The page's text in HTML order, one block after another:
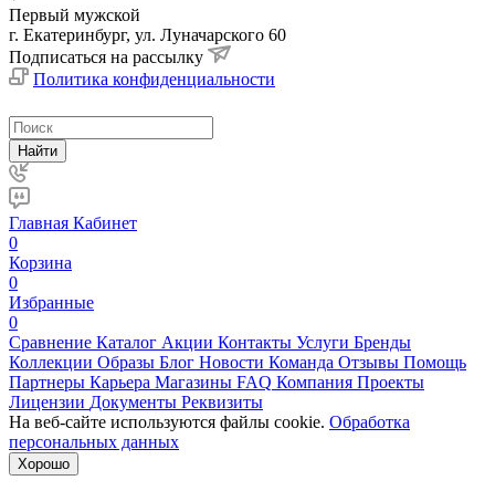
Первый мужской
г. Екатеринбург, ул. Луначарского 60
Подписаться на рассылку
Политика конфиденциальности
Найти
Главная Кабинет
0
Корзина
0
Избранные
0
Сравнение Каталог Акции Контакты Услуги Бренды
Коллекции Образы Блог Новости Команда Отзывы Помощь
Партнеры Карьера Магазины FAQ Компания Проекты
Лицензии Документы Реквизиты
На веб-сайте используются файлы cookie. Обработка
персональных данных
Хорошо